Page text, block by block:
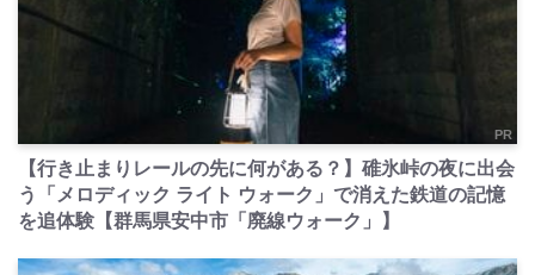
PR
【行き止まりレールの先に何がある？】碓氷峠の夜に出会
う「メロディック ライト ウォーク」で消えた鉄道の記憶
を追体験【群馬県安中市「廃線ウォーク」】